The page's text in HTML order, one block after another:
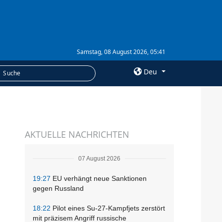
Samstag, 08 August 2026, 05:41
Deu
Abonnement
AKTUELLE NACHRICHTEN
07 August 2026
19:27 EU verhängt neue Sanktionen
gegen Russland
18:22 Pilot eines Su-27-Kampfjets zerstört
mit präzisem Angriff russische